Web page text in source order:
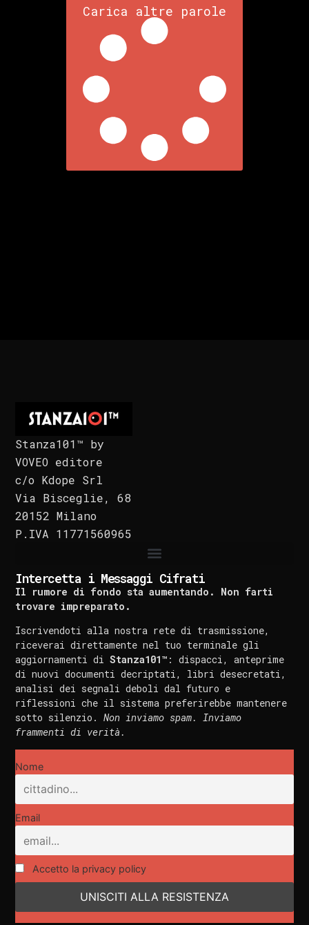
Carica altre parole
Stanza101™ by
VOVEO editore
c/o Kdope Srl
Via Bisceglie, 68
20152 Milano
P.IVA 11771560965
Intercetta i Messaggi Cifrati
Il rumore di fondo sta aumentando. Non farti
trovare impreparato.
Iscrivendoti alla nostra rete di trasmissione,
riceverai direttamente nel tuo terminale gli
aggiornamenti diStanza101™ : dispacci, anteprime
di nuovi documenti decriptati, libri desecretati,
analisi dei segnali deboli dal futuro e
riflessioni che il sistema preferirebbe mantenere
sotto silenzio.Non inviamo spam. Inviamo
frammenti di verità.
Nome
Email
Accetto la privacy policy